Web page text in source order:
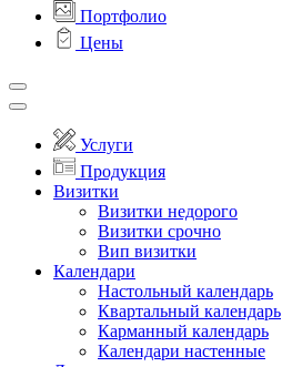
Портфолио
Цены
Услуги
Продукция
Визитки
Визитки недорого
Визитки срочно
Вип визитки
Календари
Настольный календарь
Квартальный календарь
Карманный календарь
Календари настенные